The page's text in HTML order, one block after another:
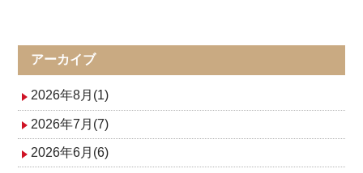
ナ
ビ
ゲ
ー
アーカイブ
2026年8月(1)
2026年7月(7)
2026年6月(6)